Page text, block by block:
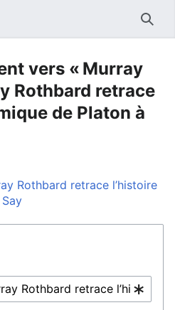
vers « Murray
Rothbard retrace
de Platon à
Rothbard retrace l’histoire